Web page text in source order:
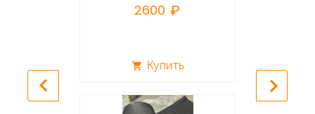
2600
shopping_cart Купить
keyboard_arrow_left keyboard_arrow_right